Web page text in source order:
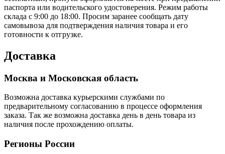
паспорта или водительского удостоверения. Режим работы
склада с 9:00 до 18:00. Просим заранее сообщать дату
самовывоза для подтверждения наличия товара и его
готовности к отгрузке.
Доставка
Москва и Московская область
Возможна доставка курьерскими службами по
предварительному согласованию в процессе оформления
заказа. Так же возможна доставка день в день товара из
наличия после прохождению оплаты.
Регионы России